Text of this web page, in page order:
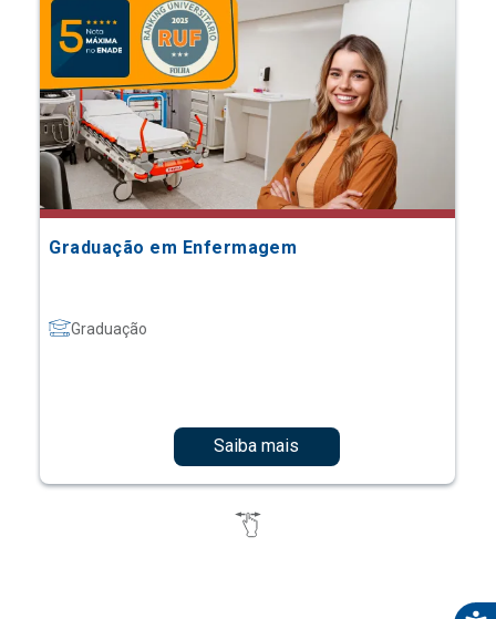
Graduação em Enfermagem
Graduação
Saiba mais